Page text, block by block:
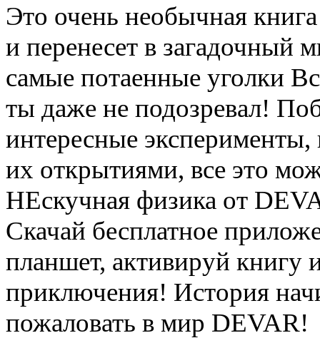
Это очень необычная
и перенесет в загадочный
самые потаенные уголки
ты даже не подозревал!
интересные
их открытиями, все это
НЕскучная физика от
Скачай бесплатное
планшет, активируй книгу
приключения! История
пожаловать в мир DEVAR!